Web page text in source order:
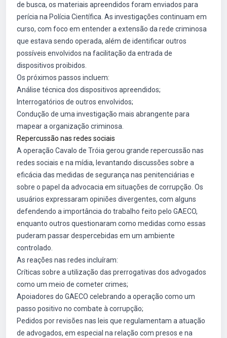
de busca, os materiais apreendidos foram enviados para
perícia na Polícia Científica. As investigações continuam em
curso, com foco em entender a extensão da rede criminosa
que estava sendo operada, além de identificar outros
possíveis envolvidos na facilitação da entrada de
dispositivos proibidos.
Os próximos passos incluem:
Análise técnica dos dispositivos apreendidos;
Interrogatórios de outros envolvidos;
Condução de uma investigação mais abrangente para
mapear a organização criminosa.
Repercussão nas redes sociais
A operação Cavalo de Tróia gerou grande repercussão nas
redes sociais e na mídia, levantando discussões sobre a
eficácia das medidas de segurança nas penitenciárias e
sobre o papel da advocacia em situações de corrupção. Os
usuários expressaram opiniões divergentes, com alguns
defendendo a importância do trabalho feito pelo GAECO,
enquanto outros questionaram como medidas como essas
puderam passar despercebidas em um ambiente
controlado.
As reações nas redes incluíram:
Críticas sobre a utilização das prerrogativas dos advogados
como um meio de cometer crimes;
Apoiadores do GAECO celebrando a operação como um
passo positivo no combate à corrupção;
Pedidos por revisões nas leis que regulamentam a atuação
de advogados, em especial na relação com presos e na